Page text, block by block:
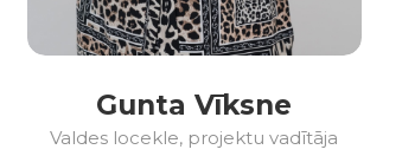
Gunta Vīksne
Valdes locekle, projektu vadītāja